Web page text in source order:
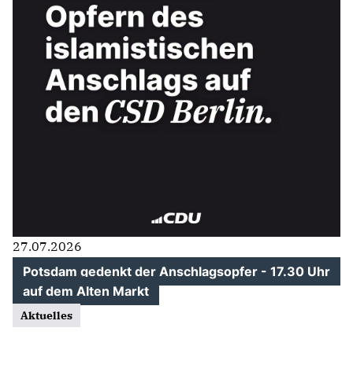
27.07.2026
Potsdam gedenkt der Anschlagsopfer - 17.30 Uhr
auf dem Alten Markt
Aktuelles